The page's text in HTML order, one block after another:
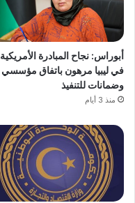
أبوراس: نجاح المبادرة الأمريكية
في ليبيا مرهون باتفاق مؤسسي
وضمانات للتنفيذ
منذ 3 أيام